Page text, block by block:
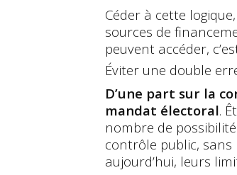
Céder à cette
sources de
peuvent accéder,
Éviter une double
D’une part sur la
mandat électoral.
nombre de
contrôle public,
aujourd’hui, leurs